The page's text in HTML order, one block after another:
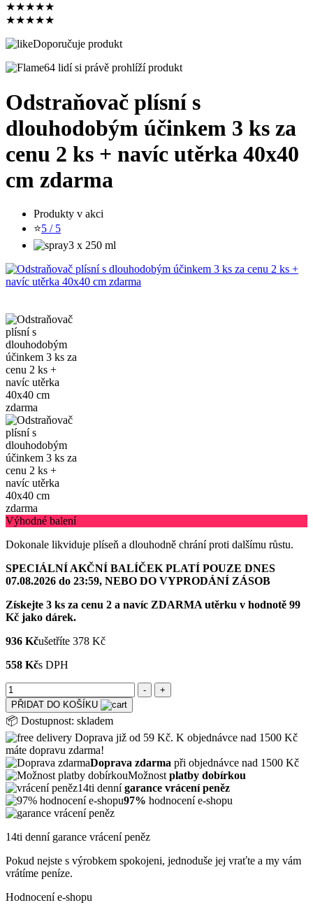
★★★★★
★★★★★
Doporučuje produkt
64 lidí si právě prohlíží produkt
Odstraňovač plísní s
dlouhodobým účinkem 3 ks za
cenu 2 ks + navíc utěrka 40x40
cm zdarma
Produkty v akci
⭐5 / 5
3 x 250 ml
Výhodné balení
Dokonale likviduje plíseň a dlouhodně chrání proti dalšímu růstu.
SPECIÁLNÍ AKČNÍ BALÍČEK PLATÍ POUZE DNES
07.08.2026 do 23:59, NEBO DO VYPRODÁNÍ ZÁSOB
Získejte 3 ks za cenu 2 a navíc ZDARMA utěrku v hodnotě 99
Kč jako dárek.
936 Kčušetříte 378 Kč
558 Kčs DPH
PŘIDAT DO KOŠÍKU
📦 Dostupnost: skladem
Doprava již od 59 Kč. K objednávce nad 1500 Kč
máte dopravu zdarma!
Doprava zdarma při objednávce nad 1500 Kč
Možnost platby dobírkou
14ti dennígarance vrácení peněz
97% hodnocení e-shopu
14ti denní garance vrácení peněz
Pokud nejste s výrobkem spokojeni, jednoduše jej vraťte a my vám
vrátíme peníze.
Hodnocení e-shopu